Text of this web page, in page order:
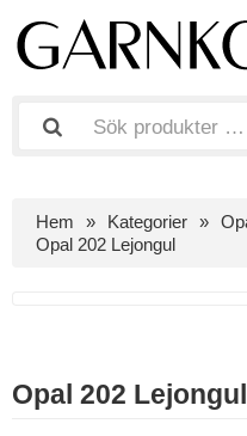
Hem Kategorier
Opal 202 Lejongul
Opal 202 Lejongul